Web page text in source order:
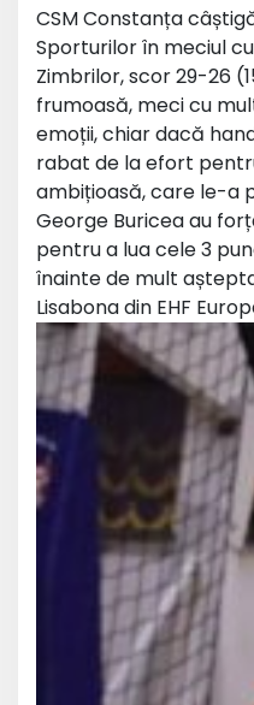
CSM Constanța
Sporturilor în meciul
Zimbrilor, scor 29-26
frumoasă, meci cu
emoții, chiar dacă
rabat de la efort
ambițioasă, care le-a
George Buricea au
pentru a lua cele 3
înainte de mult
Lisabona din EHF